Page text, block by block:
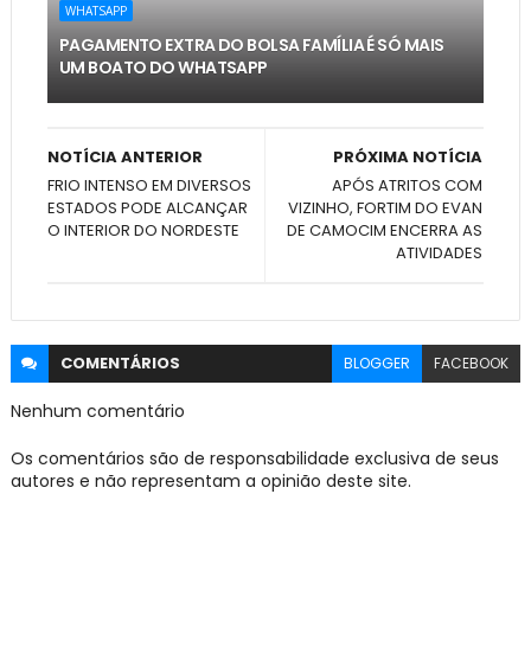
WHATSAPP
PAGAMENTO EXTRA DO BOLSA FAMÍLIA É SÓ MAIS
UM BOATO DO WHATSAPP
PRÓXIMA NOTÍCIA
APÓS ATRITOS COM
VIZINHO, FORTIM DO EVAN
DE CAMOCIM ENCERRA AS
ATIVIDADES
NOTÍCIA ANTERIOR
FRIO INTENSO EM DIVERSOS
ESTADOS PODE ALCANÇAR
O INTERIOR DO NORDESTE
COMENTÁRIOS BLOGGER FACEBOOK
Nenhum comentário
Os comentários são de responsabilidade exclusiva de seus
autores e não representam a opinião deste site.